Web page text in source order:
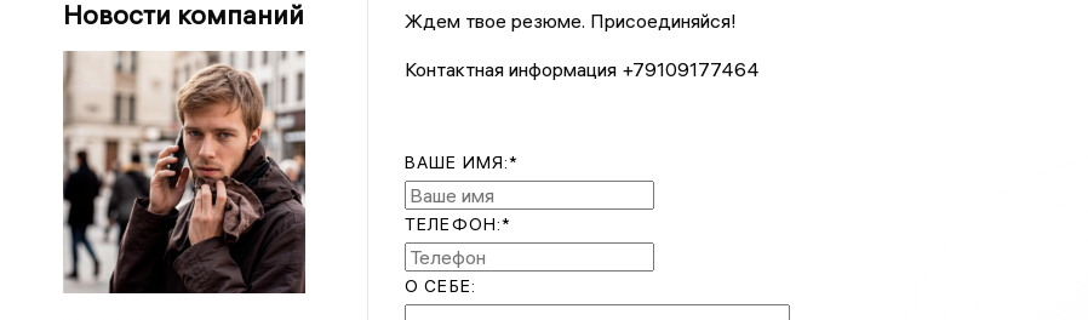
Новости компаний
Ждем твое резюме. Присоединяйся!
Контактная информация +79109177464
ВАШЕ ИМЯ:*
ТЕЛЕФОН:*
О СЕБЕ: